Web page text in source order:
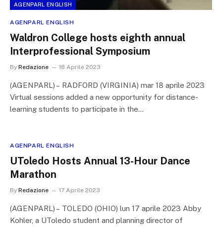
AGENPARL ENGLISH
AGENPARL ENGLISH
Waldron College hosts eighth annual
Interprofessional Symposium
By Redazione 18 Aprile 2023
(AGENPARL) – RADFORD (VIRGINIA) mar 18 aprile 2023
Virtual sessions added a new opportunity for distance-
learning students to participate in the…
AGENPARL ENGLISH
UToledo Hosts Annual 13-Hour Dance
Marathon
By Redazione 17 Aprile 2023
(AGENPARL) – TOLEDO (OHIO) lun 17 aprile 2023 Abby
Kohler, a UToledo student and planning director of